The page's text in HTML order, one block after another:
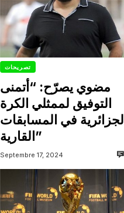
تصريحات
مضوي يصرّح: “أتمنى
التوفيق لممثلي الكرة
الجزائرية في المسابقات
القارية”
Septembre 17, 2024